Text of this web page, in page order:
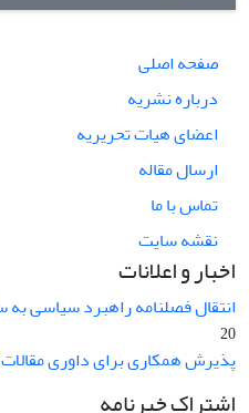
صفحه اصلی
درباره نشریه
اعضای هیات تحریریه
ارسال مقاله
تماس با ما
نقشه سایت
اخبار و اعلانات
انتقال فصلنامه راهبرد سیاسی
20
پذیرش همکاری برای داوری
اشتراک خبرنامه